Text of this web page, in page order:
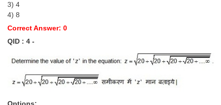
EXAMS
Stenographers Grade 'C&D'
SSC Constable (GD)
3) 4
4) 8
Correct Answer: 0
QID : 4 -